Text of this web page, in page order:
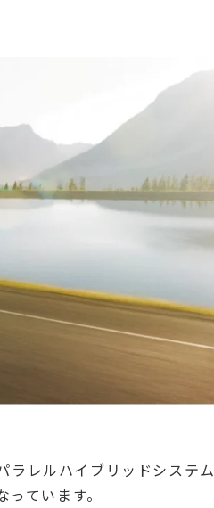
ラレルハイブリッドシステ
ています。